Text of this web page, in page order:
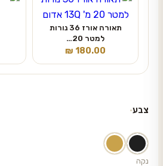
תאורה אורז 36 נורות
למטר 20…
₪ 180.00
צבע
נקה